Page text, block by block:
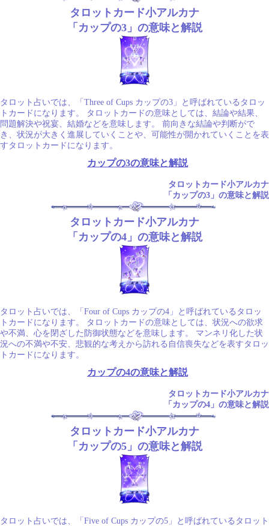
タロットカード小アルカナ
「カップの3」の意味と解説
タロット占いでは、「Three of Cups カップの3」と呼ばれているタロッ
トカードになります。 タロットカードの意味としては、結論や結果、
問題解決や祝宴、結婚などを意味します。 前向きな結論や判断がで
き、状況が大きく進展していくことや、可能性が開かれていくことを表
すタロットカードになります。
カップの3の意味と解説
タロットカード小アルカナ
「カップの3」の意味と解説
タロットカード小アルカナ
「カップの4」の意味と解説
タロット占いでは、「Four of Cups カップの4」と呼ばれているタロッ
トカードになります。 タロットカードの意味としては、状況への欲求
や不満、心を閉ざした防御状態などを意味します。 マンネリ化した状
況への不満や不安、悲観的な考えから訪れる自信喪失などを表すタロッ
トカードになります。
カップの4の意味と解説
タロットカード小アルカナ
「カップの4」の意味と解説
タロットカード小アルカナ
「カップの5」の意味と解説
タロット占いでは、「Five of Cups カップの5」と呼ばれているタロット